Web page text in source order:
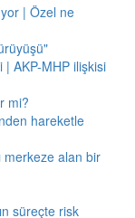
| Özel ne
| AKP-MHP ilişkisi
mi?
hareketle
merkeze alan bir
süreçte risk